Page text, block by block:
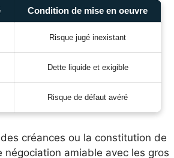
Condition de mise en oeuvre
Risque jugé inexistant
Dette liquide et exigible
Risque de défaut avéré
créances ou la constitution de
amiable avec les gros